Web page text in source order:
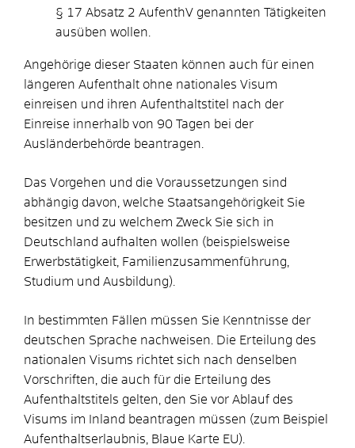
§ 17 Absatz 2 AufenthV genannten Tätigkeiten
ausüben wollen.
Angehörige dieser Staaten können auch für einen
längeren Aufenthalt ohne nationales Visum
einreisen und ihren Aufenthaltstitel nach der
Einreise innerhalb von 90 Tagen bei der
Ausländerbehörde beantragen.
Das Vorgehen und die Voraussetzungen sind
abhängig davon, welche Staatsangehörigkeit Sie
besitzen und zu welchem Zweck Sie sich in
Deutschland aufhalten wollen (beispielsweise
Erwerbstätigkeit, Familienzusammenführung,
Studium und Ausbildung).
In bestimmten Fällen müssen Sie Kenntnisse der
deutschen Sprache nachweisen. Die Erteilung des
nationalen Visums richtet sich nach denselben
Vorschriften, die auch für die Erteilung des
Aufenthaltstitels gelten, den Sie vor Ablauf des
Visums im Inland beantragen müssen (zum Beispiel
Aufenthaltserlaubnis, Blaue Karte EU).